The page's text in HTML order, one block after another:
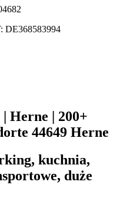
DE368583994
Herne | 200+
44649 Herne
kuchnia,
duże